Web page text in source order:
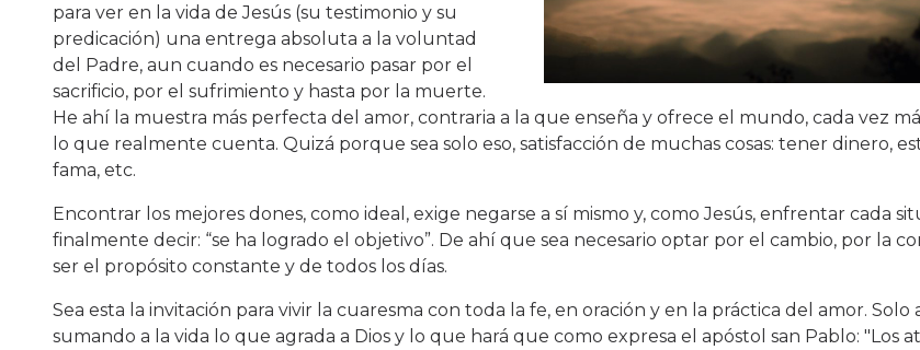
para ver en la vida de Jesús (su testimonio y su
predicación) una entrega absoluta a la voluntad
del Padre, aun cuando es necesario pasar por el
sacrificio, por el sufrimiento y hasta por la muerte.
He ahí la muestra más perfecta del amor, contraria a la que enseña y ofrece el mundo, cada vez
lo que realmente cuenta. Quizá porque sea solo eso, satisfacción de muchas cosas: tener dinero,
fama, etc.
Encontrar los mejores dones, como ideal, exige negarse a sí mismo y, como Jesús, enfrentar cada
finalmente decir: “se ha logrado el objetivo”. De ahí que sea necesario optar por el cambio, por la
ser el propósito constante y de todos los días.
Sea esta la invitación para vivir la cuaresma con toda la fe, en oración y en la práctica del amor. Solo
sumando a la vida lo que agrada a Dios y lo que hará que como expresa el apóstol san Pablo: "Los